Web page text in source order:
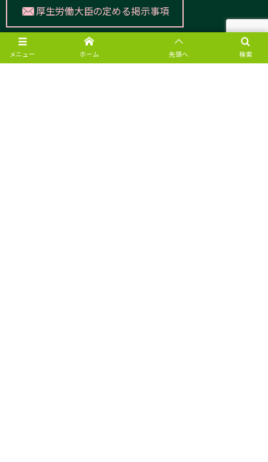
厚生労働大臣の定める掲示事項
メニュー 検索
ホーム 先頭へ